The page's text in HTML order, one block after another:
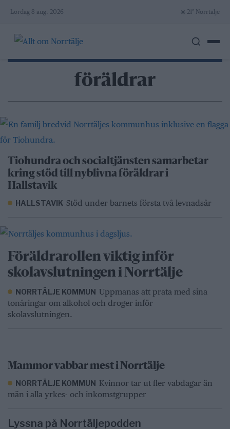
Skip
content
Lördag 8 aug. 2026 ☀️21° Norrtälje
föräldrar
Tiohundra och socialtjänsten samarbetar
kring stöd till nyblivna föräldrar i
Hallstavik
HALLSTAVIK Stöd under barnets första två levnadsår
Föräldrarollen viktig inför
skolavslutningen i Norrtälje
NORRTÄLJE KOMMUN Uppmanas att prata med sina
tonåringar om alkohol och droger inför
skolavslutningen.
Mammor vabbar mest i Norrtälje
NORRTÄLJE KOMMUN Kvinnor tar ut fler vabdagar än
män i alla yrkes- och inkomstgrupper
Lyssna på Norrtäljepodden